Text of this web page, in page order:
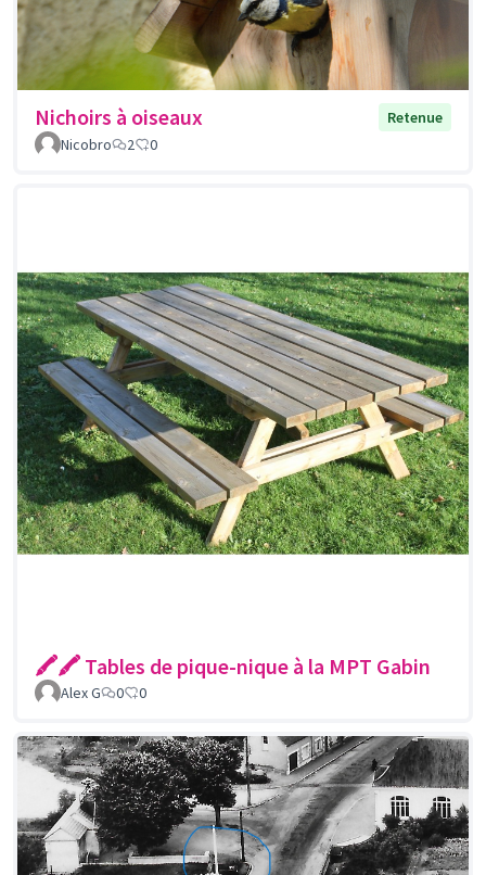
Nichoirs à oiseaux
Retenue
Nicobro
2 0
🖍🖍 Tables de pique-nique à la MPT Gabin
Alex G 0 0